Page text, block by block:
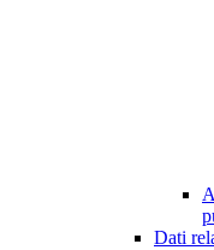
Dati